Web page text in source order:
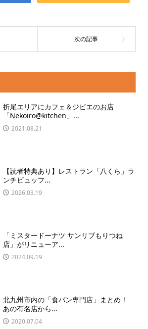
折尾エリアにカフェ＆ジビエのお店
「Nekoiro@kitchen」...
2021.08.21
【読者特典あり】レストラン「八くら」ラ
ンチビュッフ...
2026.03.19
「ミスタードーナツ サンリブもりつね
店」がリニューア...
2024.09.19
北九州市内の「食パン専門店」まとめ！
あの有名店から...
2020.07.04